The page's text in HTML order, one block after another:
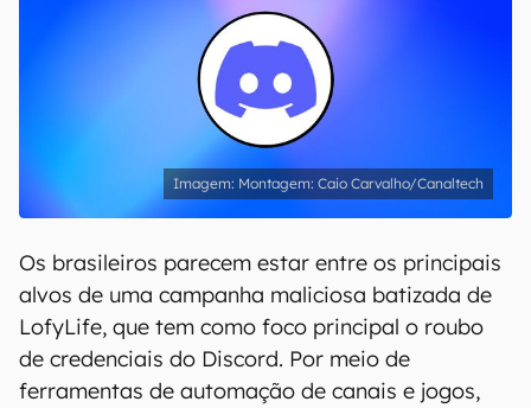
Montagem: Caio Carvalho/Canaltech
Os brasileiros parecem estar entre os principais
alvos de uma campanha maliciosa batizada de
LofyLife, que tem como foco principal o roubo
de credenciais do Discord. Por meio de
ferramentas de automação de canais e jogos,